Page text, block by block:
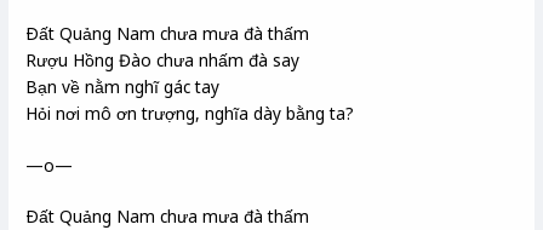
Ðất Quảng Nam chưa mưa đà thấm
Rượu Hồng Đào chưa nhấm đà say
Bạn về nằm nghĩ gác tay
Hỏi nơi mô ơn trượng, nghĩa dày bằng ta?
—o—
Ðất Quảng Nam chưa mưa đà thấm